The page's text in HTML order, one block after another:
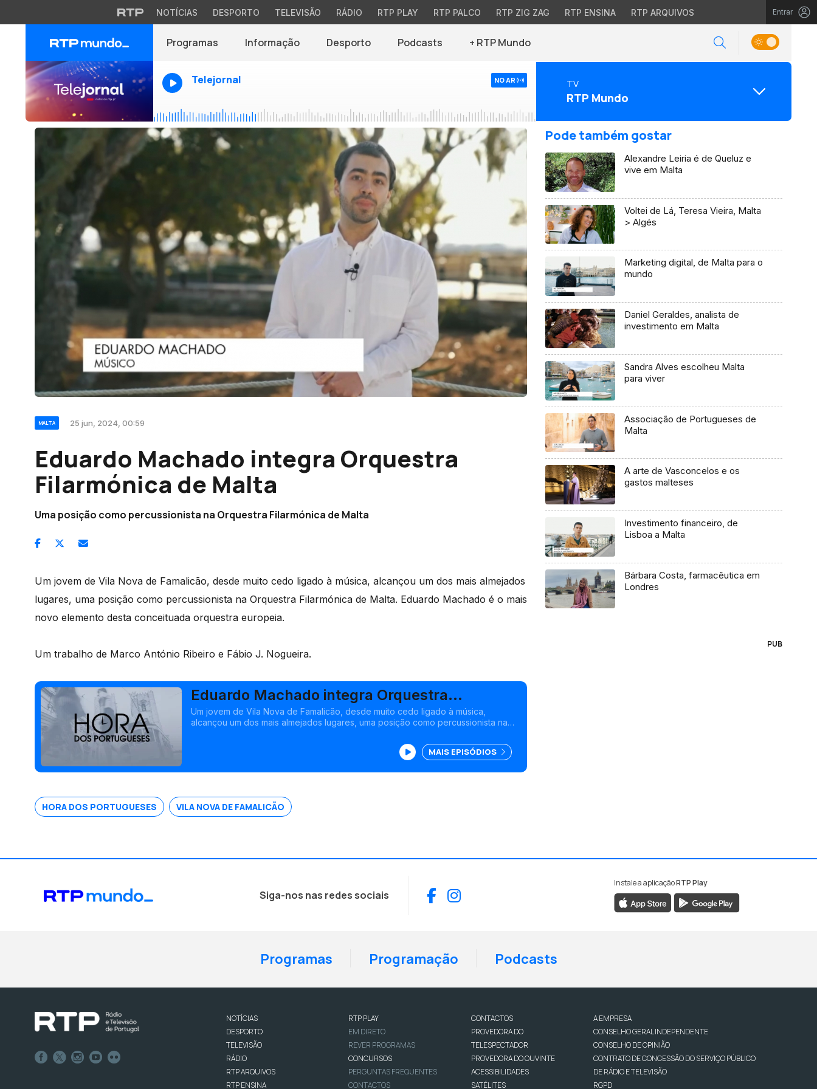
NOTÍCIAS DESPORTO TELEVISÃO RÁDIO RTP PLAY RTP PALCO RTP ZIG ZAG RTP ENSINA RTP ARQUIVOS Entrar
Programas Informação Desporto Podcasts + RTP Mundo
Telejornal NO AR TV
RTP Mundo
MALTA 25 jun, 2024, 00:59
Eduardo Machado integra Orquestra
Filarmónica de Malta
Uma posição como percussionista na Orquestra Filarmónica de Malta
Um jovem de Vila Nova de Famalicão, desde muito cedo ligado à música, alcançou um dos mais almejados
lugares, uma posição como percussionista na Orquestra Filarmónica de Malta. Eduardo Machado é o mais
novo elemento desta conceituada orquestra europeia.
Um trabalho de Marco António Ribeiro e Fábio J. Nogueira.
Eduardo Machado integra Orquestra
Filarmónica de Malta
Um jovem de Vila Nova de Famalicão, desde muito cedo ligado à música,
alcançou um dos mais almejados lugares, uma posição como percussionista na
MAIS EPISÓDIOS
HORA DOS PORTUGUESES VILA NOVA DE FAMALICÃO
Pode também gostar
Alexandre Leiria é de Queluz e
vive em Malta
Voltei de Lá, Teresa Vieira, Malta
> Algés
Marketing digital, de Malta para o
mundo
Daniel Geraldes, analista de
investimento em Malta
Sandra Alves escolheu Malta
para viver
Associação de Portugueses de
Malta
A arte de Vasconcelos e os
gastos malteses
Investimento financeiro, de
Lisboa a Malta
Bárbara Costa, farmacêutica em
Londres
PUB
Siga-nos nas redes sociais Facebook
Instagram
Instale a aplicaçãoRTP Play
Programas Programação Podcasts
NOTÍCIAS
DESPORTO
TELEVISÃO
RÁDIO
RTP ARQUIVOS
RTP ENSINA
RTP PLAY
EM DIRETO
REVER PROGRAMAS
CONCURSOS
PERGUNTAS FREQUENTES
CONTACTOS
CONTACTOS
PROVEDORA DO
TELESPECTADOR
PROVEDORA DO OUVINTE
ACESSIBILIDADES
SATÉLITES
A EMPRESA
CONSELHO GERAL INDEPENDENTE
CONSELHO DE OPINIÃO
CONTRATO DE CONCESSÃO DO SERVIÇO PÚBLICO
DE RÁDIO E TELEVISÃO
RGPD